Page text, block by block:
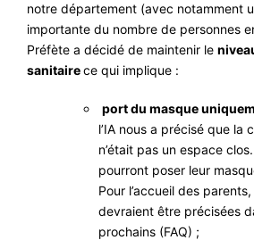
notre département (avec notamment
importante du nombre de personnes
Préfète a décidé de maintenir le
sanitairece qui implique :
port du masque
l’IA nous a précisé que la
n’était pas un espace
pourront poser leur
Pour l’accueil des
devraient être précisées
prochains (FAQ) ;